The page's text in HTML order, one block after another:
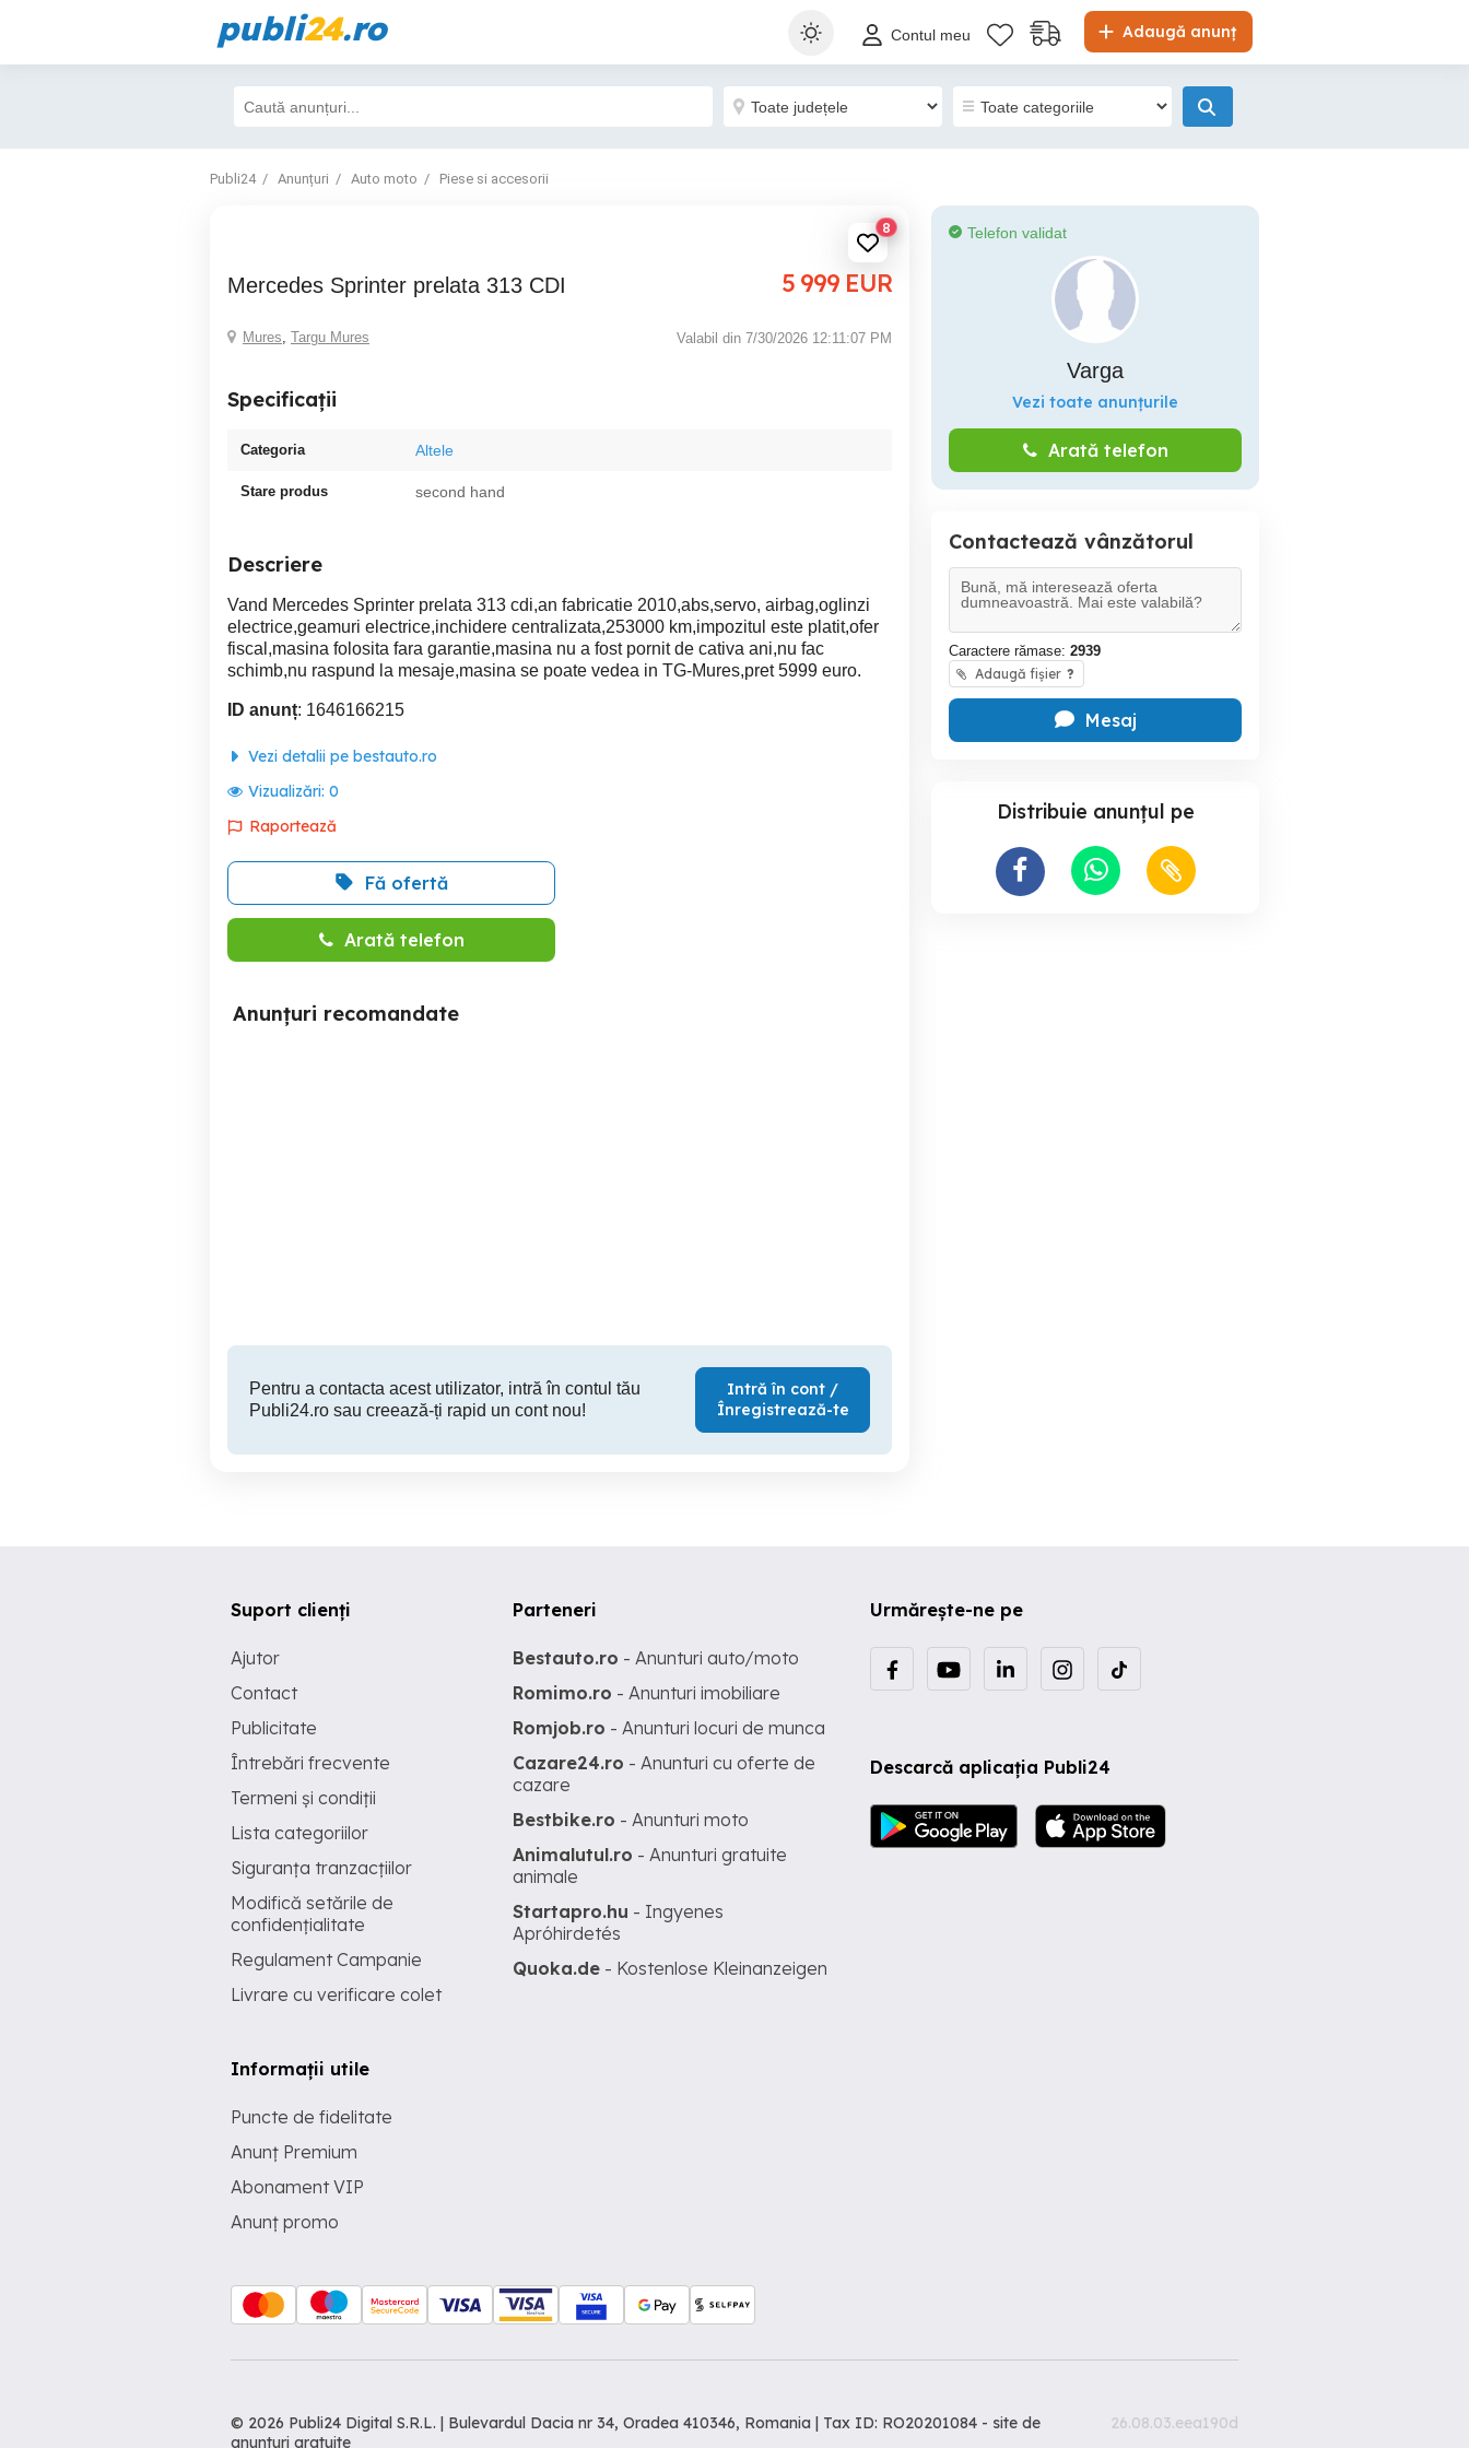
publi24.ro Adaugă anunț
Contul meu
Publi24 Anunțuri Auto moto Piese si accesorii
8
Mercedes Sprinter prelata 313 CDI 5 999 EUR
Mures, Targu Mures Valabil din 7/30/2026 12:11:07 PM
Specificații
Categoria Altele
Stare produs second hand
Descriere
Vand Mercedes Sprinter prelata 313 cdi,an fabricatie 2010,abs,servo, airbag,oglinzi
electrice,geamuri electrice,inchidere centralizata,253000 km,impozitul este platit,ofer
fiscal,masina folosita fara garantie,masina nu a fost pornit de cativa ani,nu fac
schimb,nu raspund la mesaje,masina se poate vedea in TG-Mures,pret 5999 euro.
ID anunț: 1646166215
Vezi detalii pe bestauto.ro
Vizualizări: 0
Raportează
Fă ofertă
Arată telefon
Anunțuri recomandate
Pentru a contacta acest utilizator, intră în contul tău
Publi24.ro sau creează-ți rapid un cont nou!
Intră în cont /
Înregistrează-te
Telefon validat
Varga
Vezi toate anunțurile
Arată telefon
Contactează vânzătorul
Caractere rămase: 2939
Adaugă fișier ?
Mesaj
Distribuie anunțul pe
Urmărește-ne pe
Descarcă aplicația Publi24
Suport clienți
Ajutor
Contact
Publicitate
Întrebări frecvente
Termeni și condiții
Lista categoriilor
Siguranța tranzacțiilor
Modifică setările de
confidențialitate
Regulament Campanie
Livrare cu verificare colet
Informații utile
Puncte de fidelitate
Anunț Premium
Abonament VIP
Anunț promo
Parteneri
Bestauto.ro - Anunturi auto/moto
Romimo.ro - Anunturi imobiliare
Romjob.ro - Anunturi locuri de munca
Cazare24.ro - Anunturi cu oferte de
cazare
Bestbike.ro - Anunturi moto
Animalutul.ro - Anunturi gratuite
animale
Startapro.hu - Ingyenes
Apróhirdetés
Quoka.de - Kostenlose Kleinanzeigen
© 2026 Publi24 Digital S.R.L. | Bulevardul Dacia nr 34, Oradea 410346, Romania | Tax ID: RO20201084 - site de
anunturi gratuite
26.08.03.eea190d